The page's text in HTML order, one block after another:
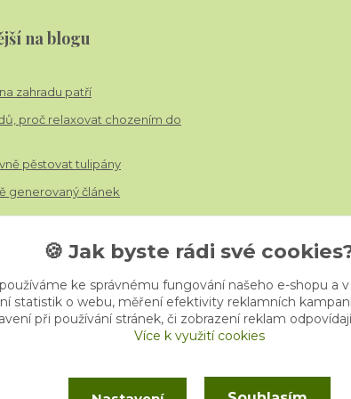
na blogu
zahradu patří
proč relaxovat chozením do
pěstovat tulipány
generovaný článek
🍪 Jak byste rádi své
ke správnému fungování našeho e-shopu a
statistik o webu, měření efektivity reklamních
při používání stránek, či zobrazení reklam
Více k využití cookies